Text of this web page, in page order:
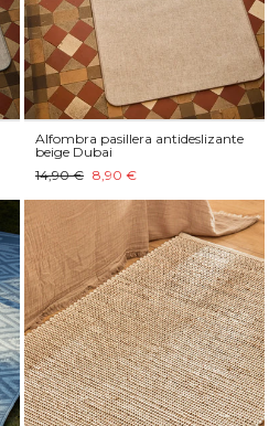
Alfombra pasillera antideslizante
beige Dubai
14,90 € 8,90 €